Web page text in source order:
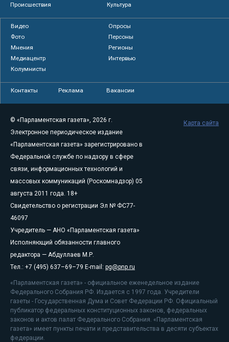
Происшествия
Культура
Видео
Опросы
Фото
Персоны
Мнения
Регионы
Медиацентр
Интервью
Колумнисты
Контакты Реклама Вакансии
© «Парламентская газета», 2026 г.
Электронное периодическое издание
«Парламентская газета» зарегистрировано в
Федеральной службе по надзору в сфере
связи, информационных технологий и
массовых коммуникаций (Роскомнадзор) 05
августа 2011 года. 18+
Свидетельство о регистрации Эл № ФС77-
46097
Учредитель — АНО «Парламентская газета»
Исполняющий обязанности главного
редактора — Абдуллаев М.Р.
Тел.: +7 (495) 637–69–79 E-mail: pg@pnp.ru
«Парламентская газета» - официальное еженедельное издание
Федерального Собрания РФ. Издается с 1997 года. Учредители
газеты - Государственная Дума и Совет Федерации РФ. Официальный
публикатор федеральных конституционных законов, федеральных
законов и актов палат Федерального Собрания. «Парламентская
газета» имеет пункты печати и представительства в десяти субъектах
федерации.
Карта сайта